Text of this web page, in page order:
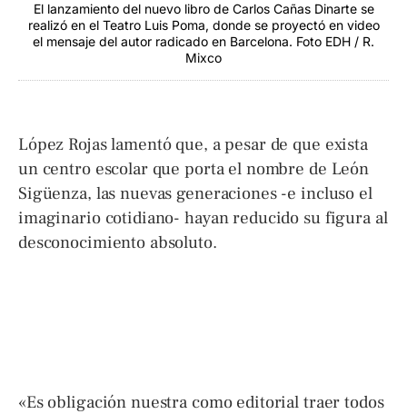
El lanzamiento del nuevo libro de Carlos Cañas Dinarte se
realizó en el Teatro Luis Poma, donde se proyectó en video
el mensaje del autor radicado en Barcelona. Foto EDH / R.
Mixco
López Rojas lamentó que, a pesar de que exista
un centro escolar que porta el nombre de León
Sigüenza, las nuevas generaciones -e incluso el
imaginario cotidiano- hayan reducido su figura al
desconocimiento absoluto.
«Es obligación nuestra como editorial traer todos